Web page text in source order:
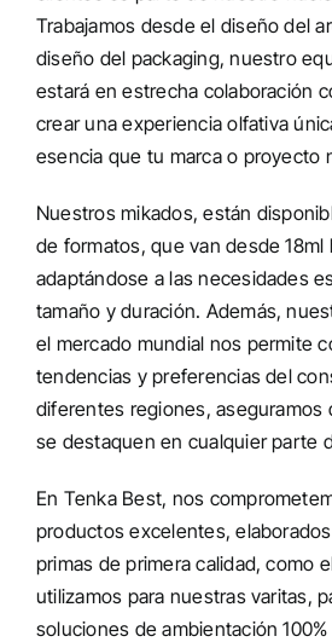
Trabajamos desde el diseño del
diseño del packaging, nuestro
estará en estrecha colaboración
crear una experiencia olfativa
esencia que tu marca o proyecto
Nuestros mikados, están
de formatos, que van desde 18ml
adaptándose a las necesidades
tamaño y duración. Además,
el mercado mundial nos permite
tendencias y preferencias del
diferentes regiones, aseguramos
se destaquen en cualquier parte
En Tenka Best, nos
productos excelentes,
primas de primera calidad, como
utilizamos para nuestrasvaritas,
soluciones de ambientación